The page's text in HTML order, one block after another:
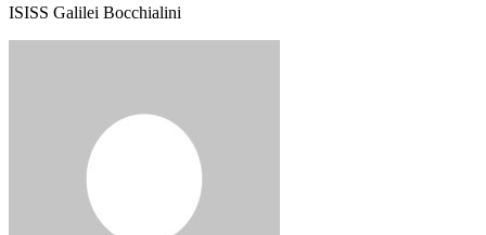
ISISS Galilei Bocchialini